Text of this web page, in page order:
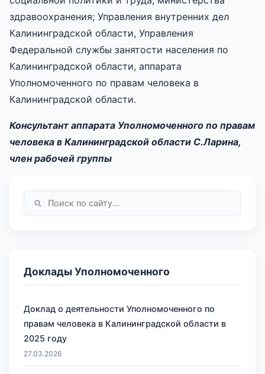
здравоохранения; Управления внутренних дел
Калининградской области, Управления
Федеральной службы занятости населения по
Калининградской области, аппарата
Уполномоченного по правам человека в
Калининградской области.
Консультант аппарата Уполномоченного по правам
человека в Калининградской области С.Ларина,
член рабочей группы
Доклады Уполномоченного
Доклад о деятельности Уполномоченного по
правам человека в Калининградской области в
2025 году
27.03.2026